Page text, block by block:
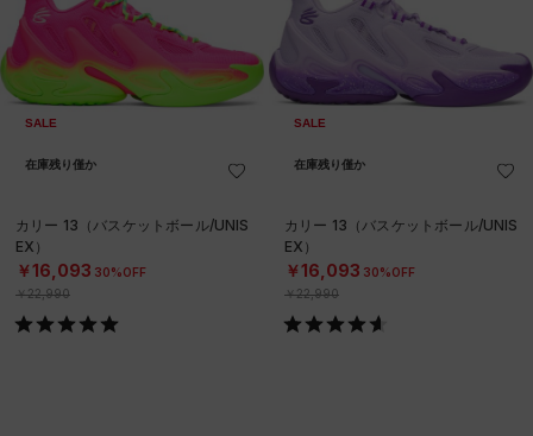
SALE
在庫残り僅か
カリー 13（バスケットボール/UNIS
EX）
￥16,093 30%OFF
￥22,990
SALE
在庫残り僅か
カリー 13（バスケットボール/UNIS
EX）
￥16,093 30%OFF
￥22,990